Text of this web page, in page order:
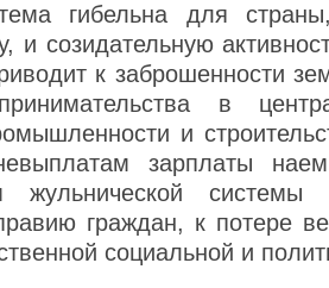
гибельна для
и созидательную
к заброшенности
в
и
зарплаты
жульнической системы
граждан, к потере
социальной и